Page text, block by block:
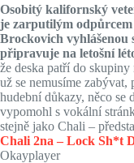
Osobitý kalifornský
je zarputilým
Brockovich
připravuje na letošní
že deska patří do
už se nemusíme
hudební důkazy, něco
vypomohl s vokální
stejně jako Chali –
Chali 2na – Lock Sh*t
Okayplayer